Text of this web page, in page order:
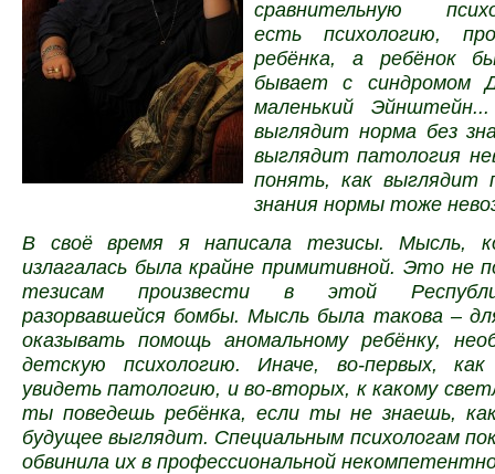
сравнительную
есть психологию,
ребёнка, а ребёнок
бывает с синдромом
маленький
выглядит норма без
выглядит патология
понять, как выглядит
знания нормы тоже
В своё время я написала тезисы. Мысль,
излагалась была крайне примитивной. Это не
тезисам произвести в этой
разорвавшейся бомбы. Мысль была такова –
оказывать помощь аномальному ребёнку,
детскую психологию. Иначе, во-первых,
увидеть патологию, и во-вторых, к какому
ты поведешь ребёнка, если ты не знаешь,
будущее выглядит. Специальным психологам
обвинила их в профессиональной